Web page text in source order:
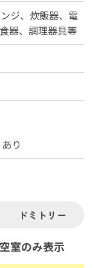
ジ、炊飯器、電
器、調理器具等
り
ドミトリー
空室のみ表示